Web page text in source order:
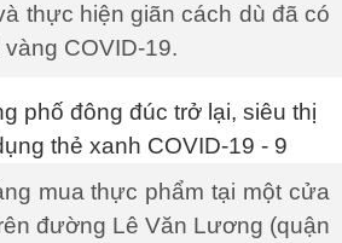
thực hiện giãn cách dù đã có
COVID-19.
mua thực phẩm tại một cửa
đường Lê Văn Lương (quận